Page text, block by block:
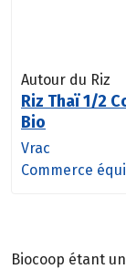
Autour du Riz
Riz Thaï 1/2
Bio
Vrac
Commerce
Biocoop étant